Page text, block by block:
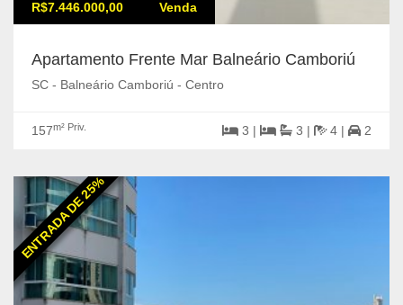
R$7.446.000,00 Venda
Apartamento Frente Mar Balneário Camboriú
SC - Balneário Camboriú - Centro
157m² Priv. 3 | 3 | 4 | 2
ENTRADA DE 25%